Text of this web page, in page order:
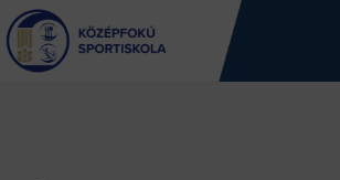
Jump
to
navigation